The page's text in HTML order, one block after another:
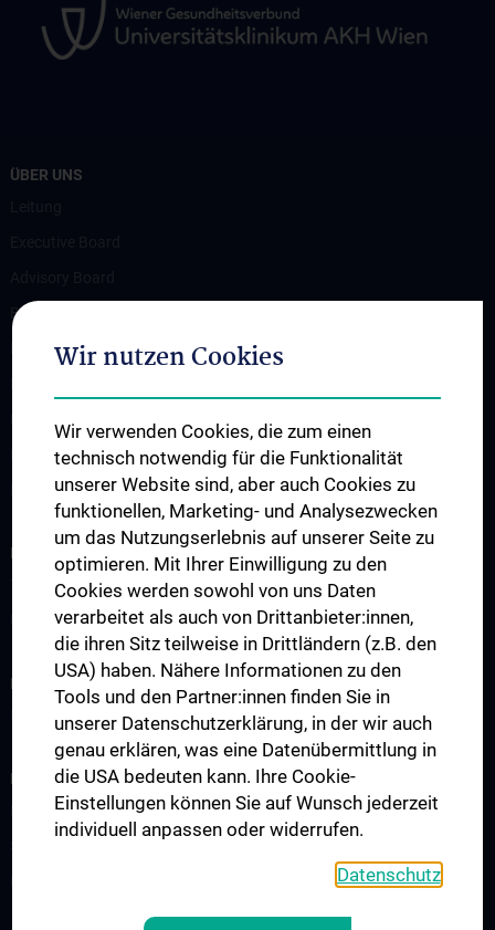
ÜBER UNS
Beteiligte Einrichtungen
Flagship-Projekt
Newsletter
Kontakt
INFORMATIONEN FÜR PATIENT:INNEN
Terminvereinbarung / Zweitmeinung
Unterstützungsangebote
KLINISCHER BEREICH
Interdisziplinäre Veranstaltungen / Boards
FORSCHUNG
Expert:innen-Videos
Wir nutzen Cookies
Wir verwenden Cookies, die zum einen
technisch notwendig für die Funktionalität
unserer Website sind, aber auch Cookies zu
funktionellen, Marketing- und Analysezwecken
um das Nutzungserlebnis auf unserer Seite zu
optimieren. Mit Ihrer Einwilligung zu den
Cookies werden sowohl von uns Daten
verarbeitet als auch von Drittanbieter:innen,
die ihren Sitz teilweise in Drittländern (z.B. den
USA) haben. Nähere Informationen zu den
Tools und den Partner:innen finden Sie in
unserer Datenschutzerklärung, in der wir auch
genau erklären, was eine Datenübermittlung in
die USA bedeuten kann. Ihre Cookie-
Einstellungen können Sie auf Wunsch jederzeit
individuell anpassen oder widerrufen.
Datenschutz